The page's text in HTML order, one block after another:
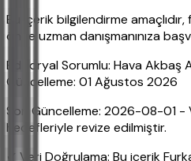
Bu içerik bilgilendirme
önce uzman danışmanınıza
Editoryal Sorumlu: Hava Akbaş
Güncelleme: 01 Ağustos 2026
Son Güncelleme: 2026-08-01 -
hedefleriyle revize edilmiştir.
✔ Veri Doğrulama: Bu içerik